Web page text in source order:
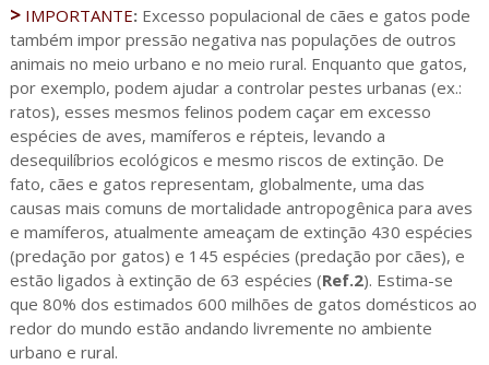
> IMPORTANTE:Excesso populacional de cães e gatos pode
também impor pressão negativa nas populações de outros
animais no meio urbano e no meio rural. Enquanto que gatos,
por exemplo, podem ajudar a controlar pestes urbanas (ex.:
ratos), esses mesmos felinos podem caçar em excesso
espécies de aves, mamíferos e répteis, levando a
desequilíbrios ecológicos e mesmo riscos de extinção. De
fato, cães e gatos representam, globalmente, uma das
causas mais comuns de mortalidade antropogênica para aves
e mamíferos, atualmente ameaçam de extinção 430 espécies
(predação por gatos) e 145 espécies (predação por cães), e
estão ligados à extinção de 63 espécies (Ref.2). Estima-se
que 80% dos estimados 600 milhões de gatos domésticos ao
redor do mundo estão andando livremente no ambiente
urbano e rural.